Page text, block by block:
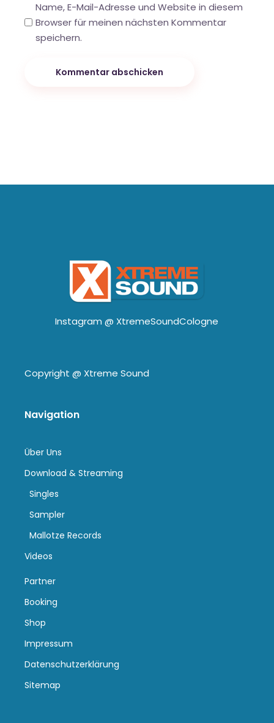
Name, E-Mail-Adresse und Website in diesem
Browser für meinen nächsten Kommentar
speichern.
Kommentar abschicken
Instagram @ XtremeSoundCologne
Copyright @ Xtreme Sound
Navigation
Über Uns
Download & Streaming
Singles
Sampler
Mallotze Records
Videos
Partner
Booking
Shop
Impressum
Datenschutzerklärung
Sitemap